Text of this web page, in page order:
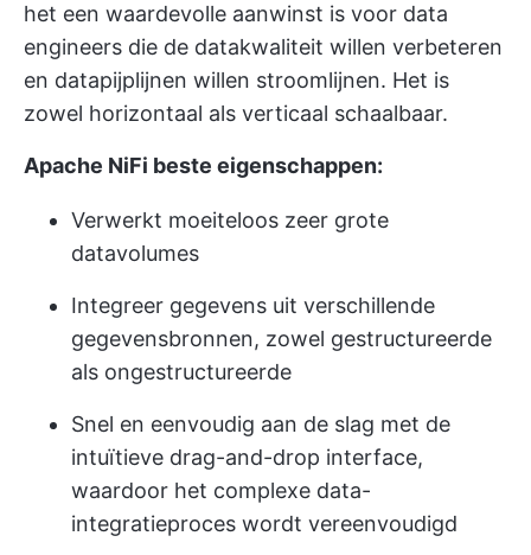
het een waardevolle aanwinst is voor data
engineers die de datakwaliteit willen verbeteren
en datapijplijnen willen stroomlijnen. Het is
zowel horizontaal als verticaal schaalbaar.
Apache NiFi beste eigenschappen:
Verwerkt moeiteloos zeer grote
datavolumes
Integreer gegevens uit verschillende
gegevensbronnen, zowel gestructureerde
als ongestructureerde
Snel en eenvoudig aan de slag met de
intuïtieve drag-and-drop interface,
waardoor het complexe data-
integratieproces wordt vereenvoudigd